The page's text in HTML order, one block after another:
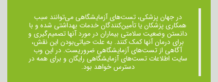
در جهان پزشکی، تست‌های آزمایشگاهی می‌توانند سبب
همکاری پزشکان یا تأمین‌کنندگان خدمات بهداشتی شده و با
دانستن وضعیت سلامتی بیماران در مورد آنها تصمیم‌گیری و
برای درمان ‌آنها کمک کنند. به علت حیاتی‌بودن این نقش،
آگاهی از تست‌های آزمایشگاهی ضروریست. در این وب
سایت اطلاعات تست‌های آزمایشگاهی رایگان و برای همه در
دسترس خواهد بود.